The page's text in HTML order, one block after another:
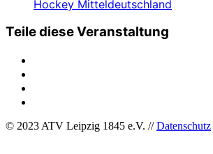
Hockey Mitteldeutschland
Teile diese Veranstaltung
© 2023 ATV Leipzig 1845 e.V. //Datenschutz